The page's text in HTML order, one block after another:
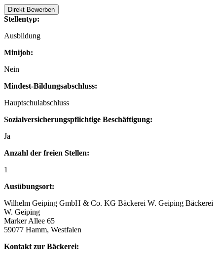
Direkt Bewerben
Stellentyp:
Ausbildung
Minijob:
Nein
Mindest-Bildungsabschluss:
Hauptschulabschluss
Sozialversicherungspflichtige Beschäftigung:
Ja
Anzahl der freien Stellen:
1
Ausübungsort:
Wilhelm Geiping GmbH & Co. KG Bäckerei W. Geiping Bäckerei
W. Geiping
Marker Allee 65
59077 Hamm, Westfalen
Kontakt zur Bäckerei: